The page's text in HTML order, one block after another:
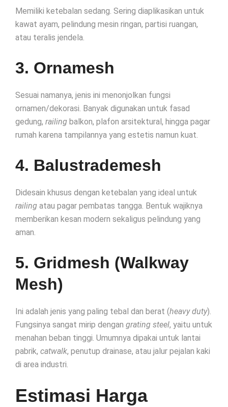
Memiliki ketebalan sedang. Sering diaplikasikan untuk
kawat ayam, pelindung mesin ringan, partisi ruangan,
atau teralis jendela.
3. Ornamesh
Sesuai namanya, jenis ini menonjolkan fungsi
ornamen/dekorasi. Banyak digunakan untuk fasad
gedung, railing balkon, plafon arsitektural, hingga pagar
rumah karena tampilannya yang estetis namun kuat.
4. Balustrademesh
Didesain khusus dengan ketebalan yang ideal untuk
railing atau pagar pembatas tangga. Bentuk wajiknya
memberikan kesan modern sekaligus pelindung yang
aman.
5. Gridmesh (Walkway
Mesh)
Ini adalah jenis yang paling tebal dan berat (heavy duty).
Fungsinya sangat mirip dengan grating steel, yaitu untuk
menahan beban tinggi. Umumnya dipakai untuk lantai
pabrik, catwalk, penutup drainase, atau jalur pejalan kaki
di area industri.
Estimasi Harga